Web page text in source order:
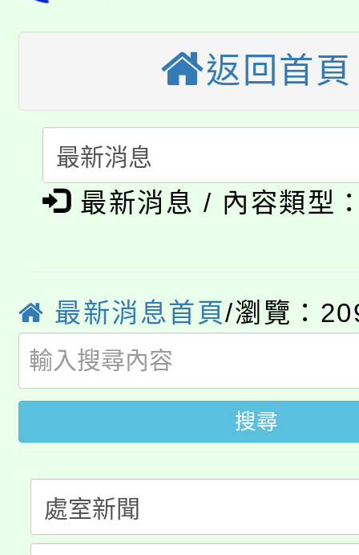
半價優惠，詳情可洽有
者。
份教師增能研習
大溪自造教育及科技
淨零綠生活教案入校路
會
115年食農教育專業人
程
「本色祭」8/29、30在
場熱烈登場!
8/21下午1時於龍潭區
局官網。
8月14至27日，桃園電
開!
115年桃園市運動會8/
田徑場及游泳池舉行。
桃園市低收入戶享有免
視費優惠，中低收入戶
者。
大園自造教育及科技
份教師研習
淨零綠生活教案入校路
會
115年食農教育專業人
返回首頁
最新消息 / 內容類型
最新消息首頁/瀏覽：
搜尋